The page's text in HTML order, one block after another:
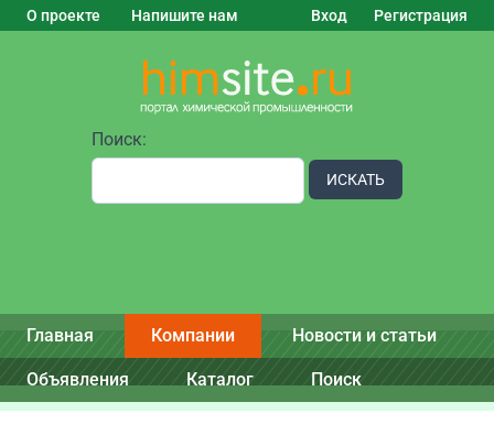
О проекте Напишите нам Вход Регистрация
Поиск:
ИСКАТЬ
Главная Компании Новости и статьи
Объявления Каталог Поиск